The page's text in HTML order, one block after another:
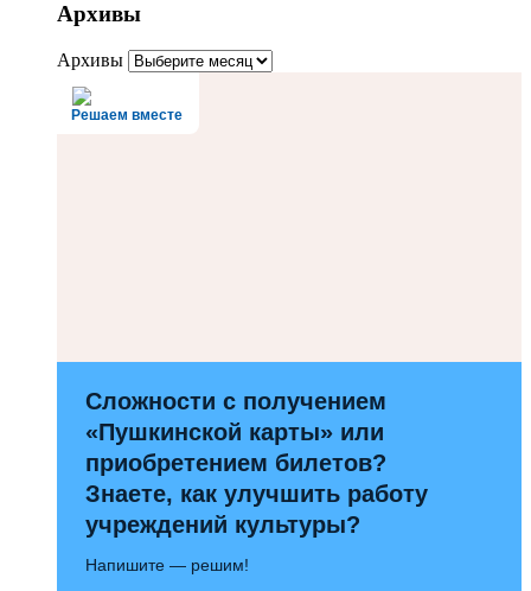
Архивы
Архивы
Решаем вместе
Сложности с получением
«Пушкинской карты» или
приобретением билетов?
Знаете, как улучшить работу
учреждений культуры?
Напишите — решим!